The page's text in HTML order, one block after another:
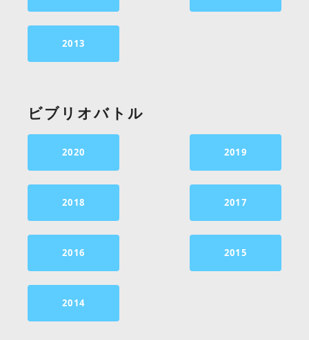
2013
ビブリオバトル
2020 2019
2018 2017
2016 2015
2014